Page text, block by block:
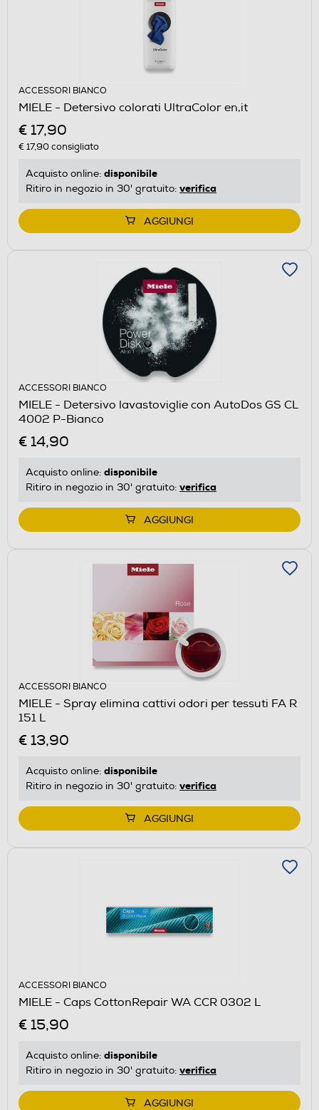
ACCESSORI BIANCO
MIELE - Detersivo colorati UltraColor en,it
€ 17,90
€ 17,90consigliato
Acquisto online: disponibile
Ritiro in negozio in 30' gratuito: verifica
AGGIUNGI
ACCESSORI BIANCO
MIELE - Detersivo lavastoviglie con AutoDos GS CL
4002 P-Bianco
€ 14,90
Acquisto online: disponibile
Ritiro in negozio in 30' gratuito: verifica
AGGIUNGI
ACCESSORI BIANCO
MIELE - Spray elimina cattivi odori per tessuti FA R
151 L
€ 13,90
Acquisto online: disponibile
Ritiro in negozio in 30' gratuito: verifica
AGGIUNGI
ACCESSORI BIANCO
MIELE - Caps CottonRepair WA CCR 0302 L
€ 15,90
Acquisto online: disponibile
Ritiro in negozio in 30' gratuito: verifica
AGGIUNGI